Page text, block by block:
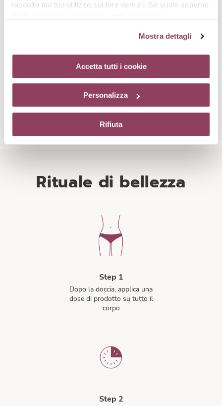
raccolto dal tuo utilizzo sui loro servizi. Se vuole saperne
cliccando sul tasto “Accetta tutti i cookie”. Se non vuole i
“Rifiuta”. Chiudendo questo banner tramite l’apposito
comando “X” continuerai la navigazione del sito in
diversi da quelli tecnici.
Mostra dettagli
Accetta tutti i cookie
Personalizza
Rifiuta
costituenti cellulari cutanei.
filtri-solari
I filtri solari impiegati nella linea Réponse Soleil sono dei
composti chimici organici che assorbono i raggi UV.
Rituale di bellezza
Step 1
Dopo la doccia, applica una
dose di prodotto su tutto il
corpo
Step 2